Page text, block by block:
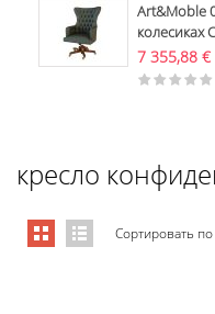
Art&Moble
колесиках
7 355,88 €
кресло
Сортировать по